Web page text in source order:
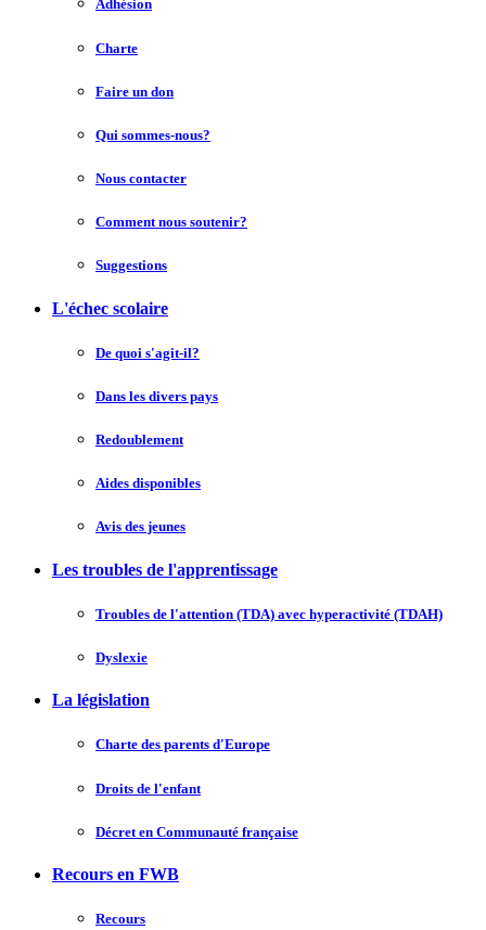
Adhésion
Charte
Faire un don
Qui sommes-nous?
Nous contacter
Comment nous soutenir?
Suggestions
L'échec scolaire
De quoi s'agit-il?
Dans les divers pays
Redoublement
Aides disponibles
Avis des jeunes
Les troubles de l'apprentissage
Troubles de l'attention (TDA) avec hyperactivité (TDAH)
Dyslexie
La législation
Charte des parents d'Europe
Droits de l'enfant
Décret en Communauté française
Recours en FWB
Recours